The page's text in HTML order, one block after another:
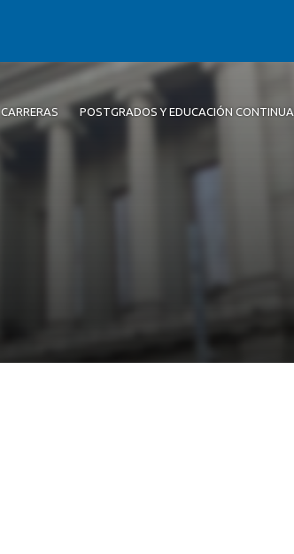
CARRERAS POSTGRADOS Y EDUCACIÓN CONTINUA